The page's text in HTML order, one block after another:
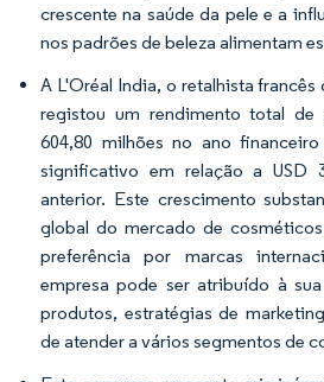
crescente na saúde da pele e a
nos padrões de beleza alimentam
A L'Oréal India, o retalhista
registou um rendimento total de
604,80 milhões no ano
significativo em relação a USD
anterior. Este crescimento
global do mercado de
preferência por marcas
empresa pode ser atribuído à
produtos, estratégias de
de atender a vários segmentos de